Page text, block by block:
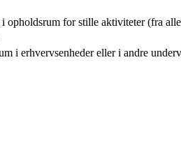
opholdsrum for stille aktiviteter(fra
i erhvervsenheder eller i andre